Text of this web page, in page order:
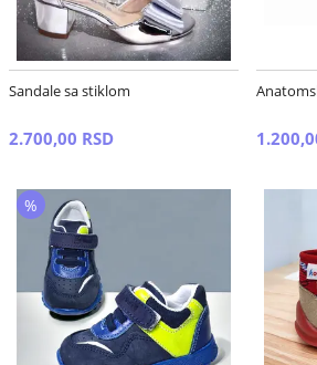
Sandale sa stiklom
2.700,00 RSD
%